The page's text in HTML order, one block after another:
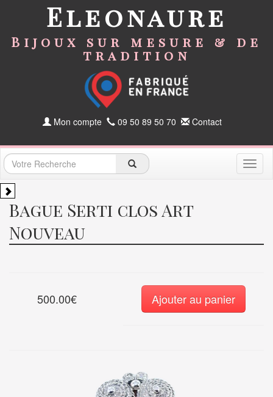
Eleonaure
Bijoux sur mesure & de
tradition
Mon compte 09 50 89 50 70 Contact
Bague Serti clos Art
Nouveau
500.00€ Ajouter au panier